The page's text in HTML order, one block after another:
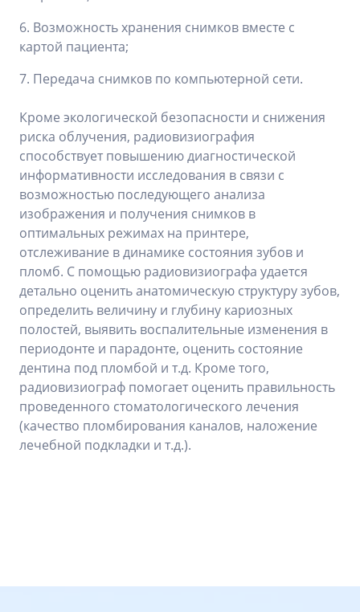
6. Возможность хранения снимков вместе с
картой пациента;
7. Передача снимков по компьютерной сети.
Кроме экологической безопасности и снижения
риска облучения, радиовизиография
способствует повышению диагностической
информативности исследования в связи с
возможностью последующего анализа
изображения и получения снимков в
оптимальных режимах на принтере,
отслеживание в динамике состояния зубов и
пломб. С помощью радиовизиографа удается
детально оценить анатомическую структуру зубов,
определить величину и глубину кариозных
полостей, выявить воспалительные изменения в
периодонте и парадонте, оценить состояние
дентина под пломбой и т.д. Кроме того,
радиовизиограф помогает оценить правильность
проведенного стоматологического лечения
(качество пломбирования каналов, наложение
лечебной подкладки и т.д.).